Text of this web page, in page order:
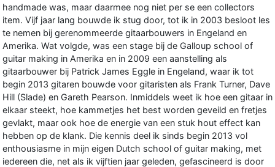
handmade was, maar daarmee nog niet per se een collectors
item. Vijf jaar lang bouwde ik stug door, tot ik in 2003 besloot les
te nemen bij gerenommeerde gitaarbouwers in Engeland en
Amerika. Wat volgde, was een stage bij de Galloup school of
guitar making in Amerika en in 2009 een aanstelling als
gitaarbouwer bij Patrick James Eggle in Engeland, waar ik tot
begin 2013 gitaren bouwde voor gitaristen als Frank Turner, Dave
Hill (Slade) en Gareth Pearson. Inmiddels weet ik hoe een gitaar in
elkaar steekt, hoe kammetjes het best worden geveild en fretjes
gevlakt, maar ook hoe de energie van een stuk hout effect kan
hebben op de klank. Die kennis deel ik sinds begin 2013 vol
enthousiasme in mijn eigen Dutch school of guitar making, met
iedereen die, net als ik vijftien jaar geleden, gefascineerd is door